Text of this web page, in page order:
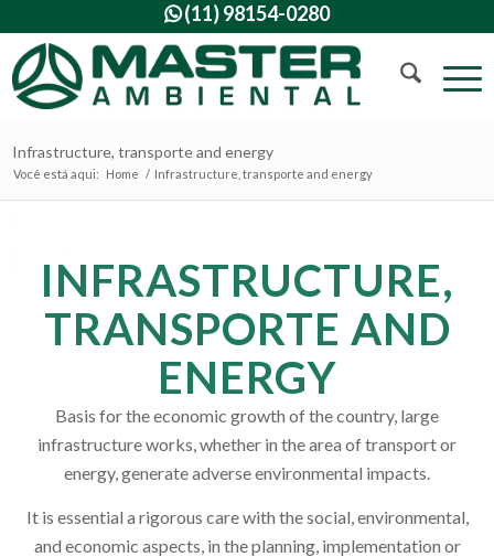
(11) 98154-0280
Infrastructure, transporte and energy
Você está aqui: Home / Infrastructure, transporte and energy
INFRASTRUCTURE,
TRANSPORTE AND
ENERGY
Basis for the economic growth of the country, large
infrastructure works, whether in the area of transport or
energy, generate adverse environmental impacts.
It is essential a rigorous care with the social, environmental,
and economic aspects, in the planning, implementation or